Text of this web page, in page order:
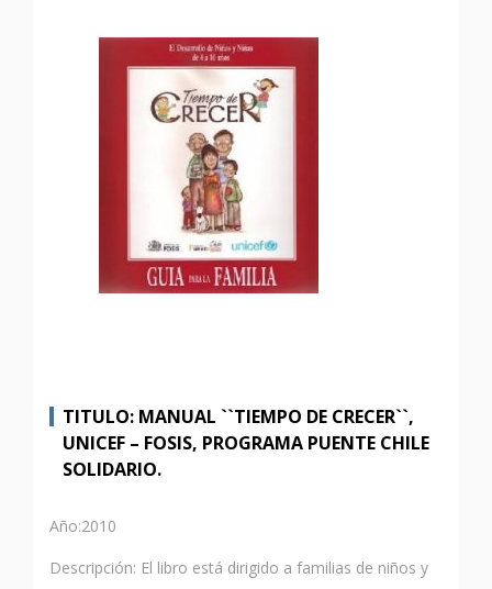
TITULO: MANUAL ``TIEMPO DE CRECER``,
UNICEF – FOSIS, PROGRAMA PUENTE CHILE
SOLIDARIO.
Año:2010
Descripción: El libro está dirigido a familias de niños y